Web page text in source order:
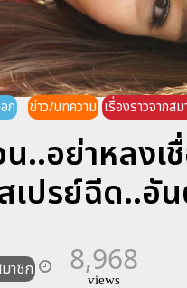
ก ข่าว/บทความ เรื่องราวจากส
น..อย่าหลงเ
เปรย์ฉีด..อั
าชิก 8,968
views